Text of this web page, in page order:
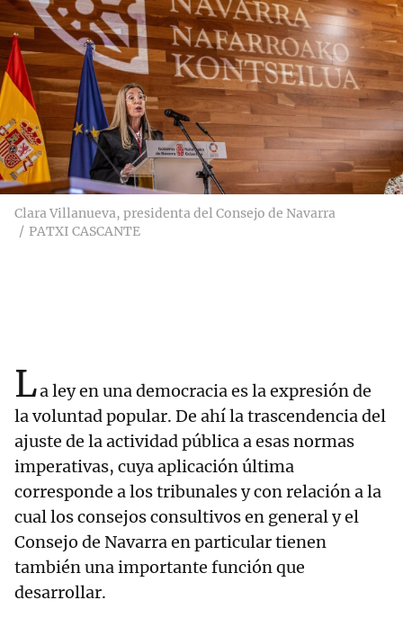
Clara Villanueva, presidenta del Consejo de Navarra
PATXI CASCANTE
La ley en una democracia es la expresión de
la voluntad popular. De ahí la trascendencia del
ajuste de la actividad pública a esas normas
imperativas, cuya aplicación última
corresponde a los tribunales y con relación a la
cual los consejos consultivos en general y el
Consejo de Navarra en particular tienen
también una importante función que
desarrollar.